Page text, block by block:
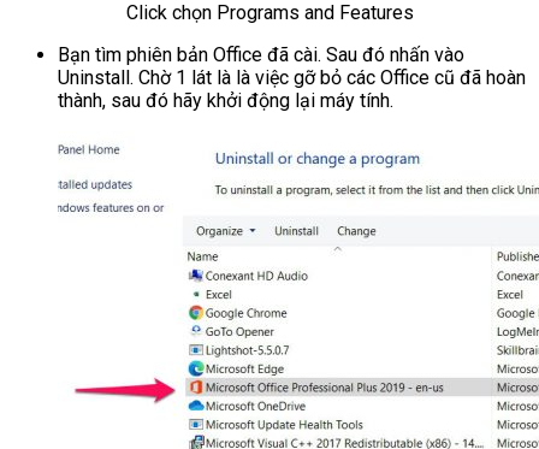
Click chọn Programs and Features
Bạn tìm phiên bản Office đã cài. Sau đó nhấn vào
Uninstall. Chờ 1 lát là là việc gỡ bỏ các Office cũ đã hoàn
thành, sau đó hãy khởi động lại máy tính.